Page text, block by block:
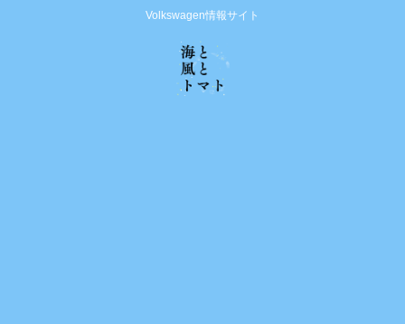
Volkswagen情報サイト